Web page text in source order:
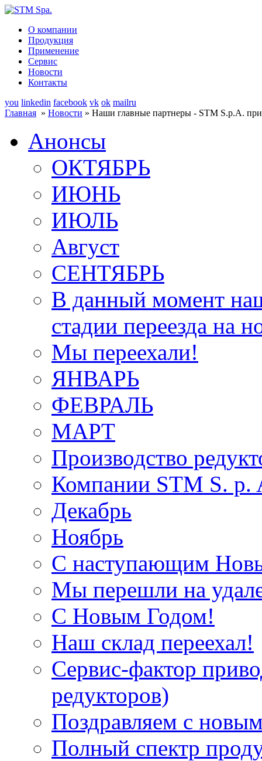
О компании
Продукция
Применение
Сервис
Новости
Контакты
you linkedin facebook vk ok mailru
Главная » Новости » Наши главные партнеры - STM S.p.A.
Анонсы
ОКТЯБРЬ
ИЮНЬ
ИЮЛЬ
Август
СЕНТЯБРЬ
В данный момент
стадии переезда на
Мы переехали!
ЯНВАРЬ
ФЕВРАЛЬ
МАРТ
Производство
Компании STM S. p.
Декабрь
Ноябрь
С наступающим
Мы перешли на
С Новым Годом!
Наш склад переехал!
Сервис-фактор
редукторов)
Поздравляем с
Полный спектр